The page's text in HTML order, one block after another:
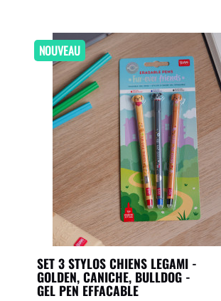
SET 3 STYLOS CHIENS LEGAMI -
GOLDEN, CANICHE, BULLDOG -
GEL PEN EFFACABLE
NOUVEAU